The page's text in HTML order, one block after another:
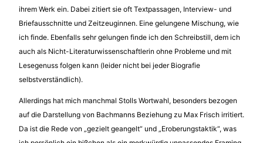
ihrem Werk ein. Dabei zitiert sie oft Textpassagen, Interview- und
Briefausschnitte und Zeitzeuginnen. Eine gelungene Mischung, wie
ich finde. Ebenfalls sehr gelungen finde ich den Schreibstill, dem ich
auch als Nicht-Literaturwissenschaftlerin ohne Probleme und mit
Lesegenuss folgen kann (leider nicht bei jeder Biografie
selbstverständlich).
Allerdings hat mich manchmal Stolls Wortwahl, besonders bezogen
auf die Darstellung von Bachmanns Beziehung zu Max Frisch irritiert.
Da ist die Rede von „gezielt geangelt“ und „Eroberungstaktik“, was